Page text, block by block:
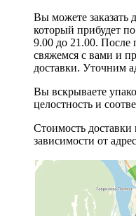
Вы можете заказать
который прибудет
9.00 до 21.00. После
свяжемся с вами и
доставки. Уточним
Вы вскрываете
целостность и
Стоимость доставки
зависимости от